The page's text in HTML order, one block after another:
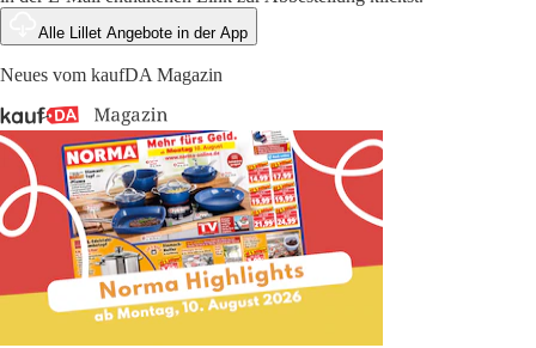
Alle Lillet Angebote in der App
Neues vom kaufDA Magazin